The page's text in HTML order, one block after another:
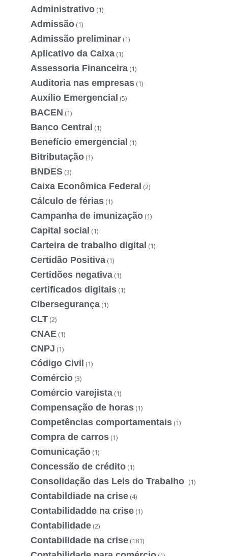
Administrativo (1)
Admissão (1)
Admissão preliminar (1)
Aplicativo da Caixa (1)
Assessoria Financeira (1)
Auditoria nas empresas (1)
Auxílio Emergencial (5)
BACEN (1)
Banco Central (1)
Benefício emergencial (1)
Bitributação (1)
BNDES (3)
Caixa Econômica Federal (2)
Cálculo de férias (1)
Campanha de imunização (1)
Capital social (1)
Carteira de trabalho digital (1)
Certidão Positiva (1)
Certidões negativa (1)
certificados digitais (1)
Cibersegurança (1)
CLT (2)
CNAE (1)
CNPJ (1)
Código Civil (1)
Comércio (3)
Comércio varejista (1)
Compensação de horas (1)
Competências comportamentais (1)
Compra de carros (1)
Comunicação (1)
Concessão de crédito (1)
Consolidação das Leis do Trabalho (1)
Contabildiade na crise (4)
Contabilidadde na crise (1)
Contabilidade (2)
Contabilidade na crise (181)